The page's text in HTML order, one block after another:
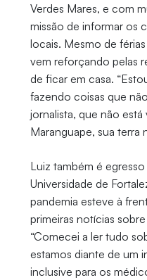
Verdes Mares, e com
missão de informar os
locais. Mesmo de
vem reforçando pelas
de ficar em casa.
fazendo coisas que
jornalista, que não
Maranguape, sua terra
Luiz também é
Universidade de
pandemia esteve à
primeiras notícias
“Comecei a ler tudo
estamos diante de um
inclusive para os